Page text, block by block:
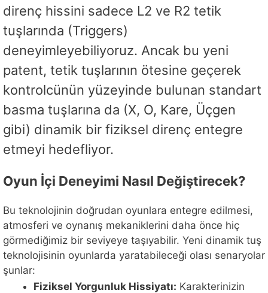
direnç hissini sadece L2 ve R2 tetik
tuşlarında (Triggers)
deneyimleyebiliyoruz. Ancak bu yeni
patent, tetik tuşlarının ötesine geçerek
kontrolcünün yüzeyinde bulunan standart
basma tuşlarına da (X, O, Kare, Üçgen
gibi) dinamik bir fiziksel direnç entegre
etmeyi hedefliyor.
Oyun İçi Deneyimi Nasıl Değiştirecek?
Bu teknolojinin doğrudan oyunlara entegre edilmesi,
atmosferi ve oynanış mekaniklerini daha önce hiç
görmediğimiz bir seviyeye taşıyabilir. Yeni dinamik tuş
teknolojisinin oyunlarda yaratabileceği olası senaryolar
şunlar:
Fiziksel Yorgunluk Hissiyatı: Karakterinizin